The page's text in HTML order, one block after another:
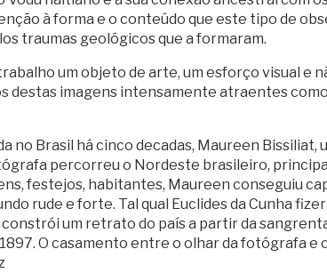
à forma e o conteúdo que este tipo de
traumas geológicos que a formaram.
um objeto de arte, um esforço visual e
destas imagens intensamente atraentes
no Brasil há cinco decadas, Maureen
percorreu o Nordeste brasileiro,
festejos, habitantes, Maureen conseguiu
rude e forte. Tal qual Euclides da Cunha
um retrato do país a partir da
O casamento entre o olhar da fotógrafa e